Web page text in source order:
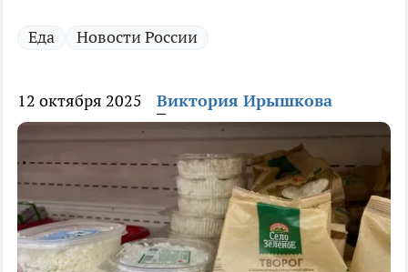
Еда Новости России
12 октября 2025 Виктория Ирышкова